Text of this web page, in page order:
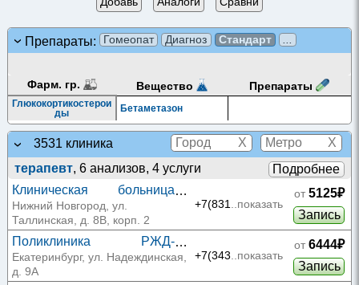
Препараты: Гомеопат Диагноз Стандарт
Фарм. гр. Вещество Препараты
Глюкокортикостерои
ды
Бетаметазон
3531 клиника X
X
терапевт, 6 анализов, 4 услуги
Подробнее
Клиническая больница
РЖД-Медицина на
Таллинской
Нижний Новгород, ул.
Таллинская, д. 8В, корп. 2
+7(831..показать
от 5125₽
Запись
Поликлиника РЖД-
Медицина на
Надеждинской
Екатеринбург, ул. Надеждинская,
д. 9А
+7(343..показать
от 6444₽
Запись